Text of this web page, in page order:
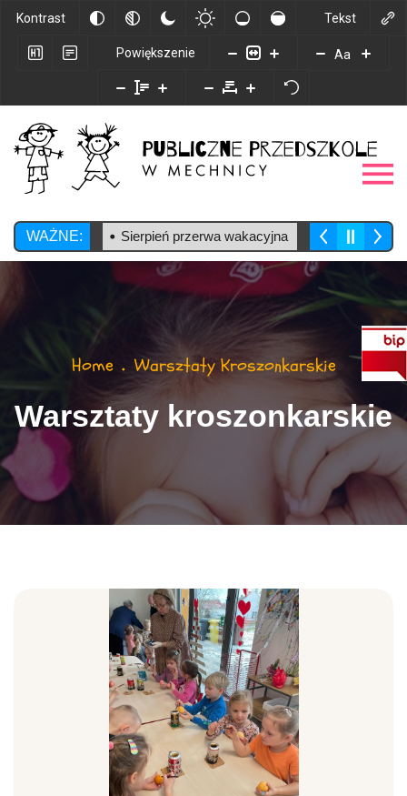
WAŻNE: Sierpień przerwa wakacyjna
Home Warsztaty Kroszonkarskie
Warsztaty kroszonkarskie
Kontrast Tekst
Powiększenie Aa